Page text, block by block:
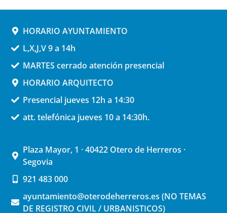
HORARIO AYUNTAMIENTO
L,X,J,V 9 a 14h
MARTES cerrado atención presencial
HORARIO ARQUITECTO
Presencial jueves 12h a 14:30
att. telefónica jueves 10 a 14:30h.
Plaza Mayor, 1 · 40422 Otero de Herreros ·
Segovia
921 483 000
ayuntamiento@oterodeherreros.es (NO TEMAS
DE REGISTRO CIVIL / URBANISTICOS)